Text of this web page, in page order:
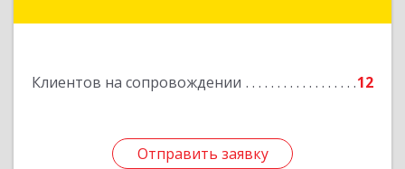
Клиентов на сопровождении 12
Отправить заявку
Отправить заявку